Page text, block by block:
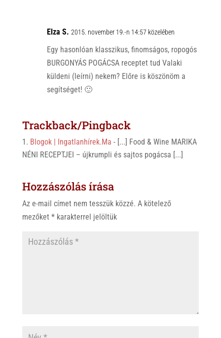
Elza S. 2015. november 19.-n 14:57 közelében
Egy hasonlóan klasszikus, finomságos, ropogós
BURGONYÁS POGÁCSA receptet tud Valaki
küldeni (leírni) nekem? Előre is köszönöm a
segítséget! 🙂
Trackback/Pingback
Blogok | Ingatlanhírek.Ma - [...] Food & Wine MARIKA
NÉNI RECEPTJEI – újkrumpli és sajtos pogácsa [...]
Hozzászólás írása
Az e-mail címet nem tesszük közzé. A kötelező
mezőket *karakterrel jelöltük